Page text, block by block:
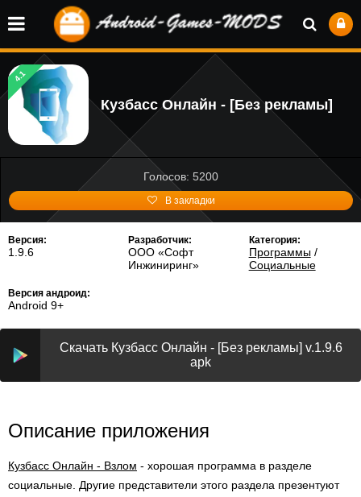
4.1
Кузбасс Онлайн - [Без рекламы]
Голосов: 5200
В закладки
Версия:
1.9.6
Разработчик:
ООО «Софт
Инжиниринг»
Категория:
Программы/
Социальные
Версия андроид:
Android 9+
Скачать Кузбасс Онлайн - [Без рекламы] v.1.9.6
apk
Описание приложения
Кузбасс Онлайн - Взлом - хорошая программа в разделе
социальные. Другие представители этого раздела презентуют